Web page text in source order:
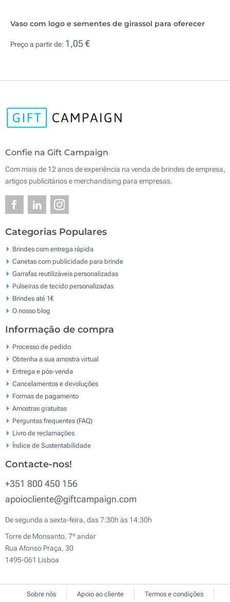
Vaso com logo e sementes de girassol para oferecer
Preço a partir de: 1,05 €
Confie na Gift Campaign
Com mais de 12 anos de experiência na venda de brindes de empresa,
artigos publicitários e merchandising para empresas.
Categorias Populares
Brindes com entrega rápida
Canetas com publicidade para brinde
Garrafas reutilizáveis personalizadas
Pulseiras de tecido personalizadas
Brindes até 1€
O nosso blog
Informação de compra
Processo de pedido
Obtenha a sua amostra virtual
Entrega e pós-venda
Cancelamentos e devoluções
Formas de pagamento
Amostras gratuitas
Perguntas frequentes (FAQ)
Livro de reclamaçōes
Índice de Sustentabilidade
Contacte-nos!
+351 800 450 156
apoiocliente@giftcampaign.com
De segunda a sexta-feira, das 7:30h às 14:30h
Torre de Monsanto, 7º andar
Rua Afonso Praça, 30
1495-061 Lisboa
Sobre nós Apoio ao cliente Termos e condições